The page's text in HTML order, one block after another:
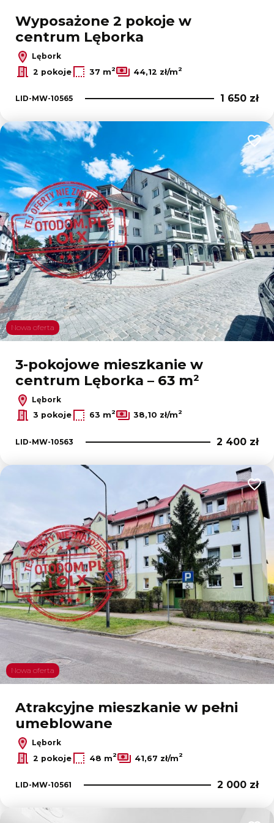
Wyposażone 2 pokoje w
centrum Lęborka
Lębork
2 pokoje
37 m2 44,12 zł/m2
LID-MW-10565 1 650 zł
Nowa oferta
3-pokojowe mieszkanie w
centrum Lęborka – 63 m²
Lębork
3 pokoje
63 m2 38,10 zł/m2
LID-MW-10563 2 400 zł
Nowa oferta
Atrakcyjne mieszkanie w pełni
umeblowane
Lębork
2 pokoje
48 m2 41,67 zł/m2
LID-MW-10561 2 000 zł